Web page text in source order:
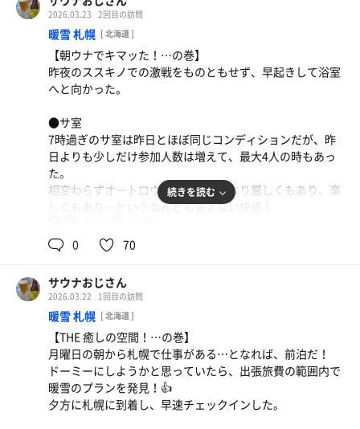
ナポリタン＋鮭おにぎり！
温玉のアクセントが良い！おにぎりとの組み合わせも
我ながら絶妙なチョイス！笑
●外気浴
ととのい椅子は3脚あったが、一番奥の椅子にはオットマ
ンが付いており、2回ともその椅子を確保できたので大満
足。
●浴室
とにかくほぼ貸し切りだったので、温泉も広々と使えた。
ここは内湯も露天風呂も天然温泉らしく、お肌がスベスベ
になった（ような気がした…笑）
【本日の戦果】
17.6℃表示といつも通りな感じだが、汗をちゃんと流さず
に入る人がいるからか、少し濁っているように思う。マナ
ーって大事だけどなぁ。
●外気浴
ガラリから時折吹き込む風が心地良く、爽やかにととのっ
2026.03.23 2回目の訪問
暖雪 札幌 [ 北海道 ]
【朝ウナでキマッた！…の巻】
昨夜のススキノでの激戦をものともせず、早起きして浴室
へと向かった。
●サ室
7時過ぎのサ室は昨日とほぼ同じコンディションだが、昨
日よりも少しだけ参加人数は増えて、最大4人の時もあっ
た。
相変わらずオートロウリュの熱がかなり厳しくもあり、楽
しくもあり…というなんとも言えない快感！
●水風呂
オーバーフローで滝が落ちていると思っていたけど、こち
らもロウリュと同じくタイマー設定みたい。
誰もいない水風呂で急に滝が始まったりしていた…
朝も17.9℃と同じ水温で、ほんの少しだけ寂しかった…笑
●外気浴
正確には外気浴スペースではなく、外気を取り入れてる内
気浴スペース。
昨日とは違って、ガラス張りの三角屋根から朝日が入って
くるので、なんとなく明るい感じ。でも、たぶんガラスは
続きを読む
0 70
サウナおじさん
2026.03.22 1回目の訪問
暖雪 札幌 [ 北海道 ]
【THE 癒しの空間！…の巻】
月曜日の朝から札幌で仕事がある…となれば、前泊だ！
ドーミーにしようかと思っていたら、出張旅費の範囲内で
暖雪のプランを発見！👍
夕方に札幌に到着し、早速チェックインした。